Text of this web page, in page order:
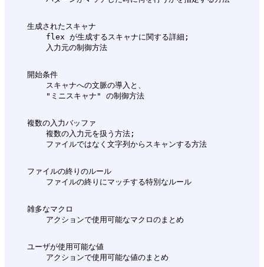
    生成されたスキャナ
        flex が生成するスキャナに関する詳細;
    開始条件
        スキャナへの文脈の導入と、
    複数の入力バッファ
        複数の入力元を扱う方法;
    ファイルの終りのルール
    雑多なマクロ
    ユーザが使用可能な値